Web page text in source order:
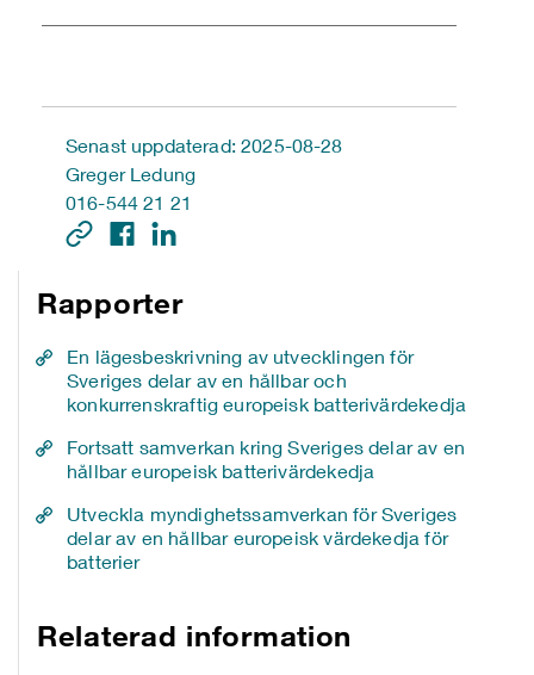
Senast uppdaterad: 2025-08-28
Greger Ledung
016-544 21 21
Rapporter
En lägesbeskrivning av utvecklingen för
Sveriges delar av en hållbar och
konkurrenskraftig europeisk batterivärdekedja
Fortsatt samverkan kring Sveriges delar av en
hållbar europeisk batterivärdekedja
Utveckla myndighetssamverkan för Sveriges
delar av en hållbar europeisk värdekedja för
batterier
Relaterad information